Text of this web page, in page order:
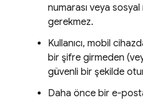
numarası veya
gerekmez.
Kullanıcı, mobil
bir şifre girmeden
güvenli bir şekilde
Daha önce bir e-posta